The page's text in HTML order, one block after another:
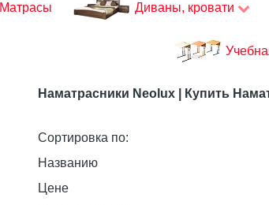
Матрасы Диваны, кровати
Наматрасники Neolux | Купить
Сортировка по:
Названию
Цене